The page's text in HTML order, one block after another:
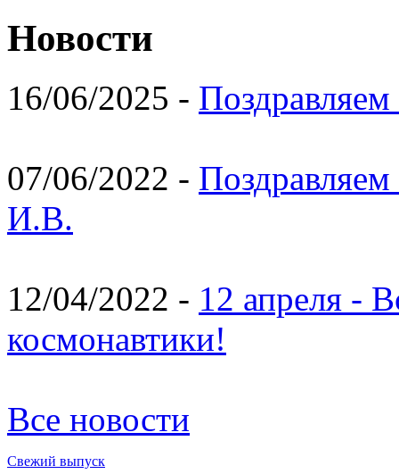
Новости
16/06/2025 -
07/06/2022 -
И.В.
12/04/2022 - 12 апреля -
космонавтики!
Все новости
Свежий выпуск